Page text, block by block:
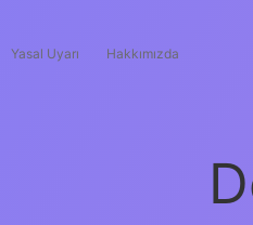
Yasal Uyarı Hakkımızda